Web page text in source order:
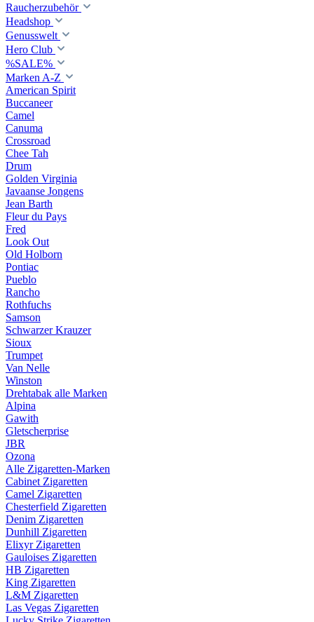
Raucherzubehör
Headshop
Genusswelt
Hero Club
%SALE%
Marken A-Z
American Spirit
Buccaneer
Camel
Canuma
Crossroad
Сhee Tah
Drum
Golden Virginia
Javaanse Jongens
Jean Barth
Fleur du Pays
Fred
Look Out
Old Holborn
Pontiac
Pueblo
Rancho
Rothfuchs
Samson
Schwarzer Krauzer
Sioux
Trumpet
Van Nelle
Winston
Drehtabak alle Marken
Alpina
Gawith
Gletscherprise
JBR
Ozona
Alle Zigaretten-Marken
Cabinet Zigaretten
Camel Zigaretten
Chesterfield Zigaretten
Denim Zigaretten
Dunhill Zigaretten
Elixyr Zigaretten
Gauloises Zigaretten
HB Zigaretten
King Zigaretten
L&M Zigaretten
Las Vegas Zigaretten